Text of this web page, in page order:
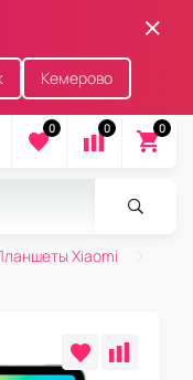
Кемерово
0 0 0
Xiaomi